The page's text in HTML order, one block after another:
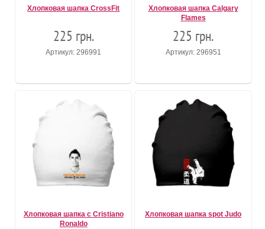
Хлопковая шапка CrossFit
225 грн.
Артикул: 296991
Хлопковая шапка Calgary
Flames
225 грн.
Артикул: 296951
Хлопковая шапка с Cristiano
Ronaldo
Хлопковая шапка spot Judo